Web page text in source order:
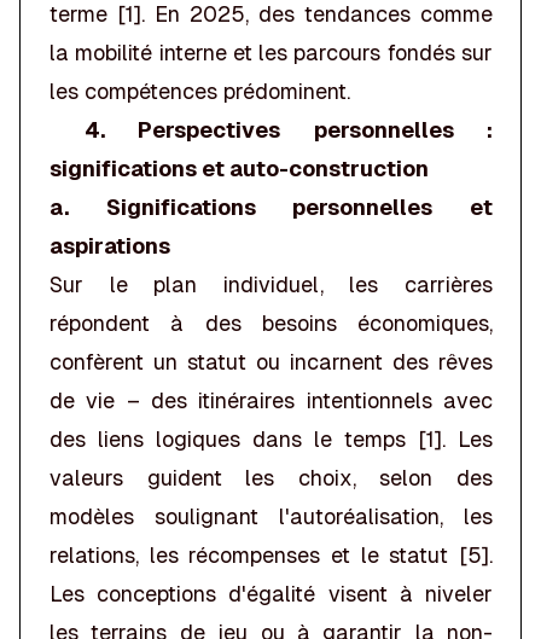
terme [1]. En 2025, des tendances comme
la mobilité interne et les parcours fondés sur
les compétences prédominent.
4. Perspectives personnelles :
significations et auto-construction
a. Significations personnelles et
aspirations
Sur le plan individuel, les carrières
répondent à des besoins économiques,
confèrent un statut ou incarnent des rêves
de vie – des itinéraires intentionnels avec
des liens logiques dans le temps [1]. Les
valeurs guident les choix, selon des
modèles soulignant l'autoréalisation, les
relations, les récompenses et le statut [5].
Les conceptions d'égalité visent à niveler
les terrains de jeu ou à garantir la non-